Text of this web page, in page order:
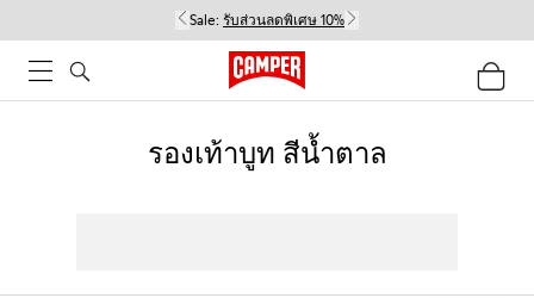
Sale: รับส่วนลดพิเศษ 10%
รองเท้าบูท สีน้ำตาล